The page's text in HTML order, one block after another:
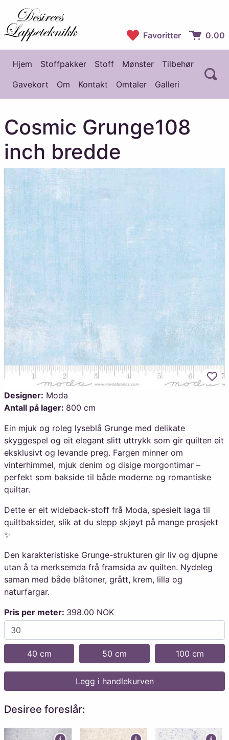
Desirees Lappeteknikk
Favoritter 0.00
Hovedmeny
Hjem Stoffpakker Stoff Mønster
Tilbehør
Gavekort
Om Kontakt Omtaler Galleri
Cosmic Grunge108
inch bredde
Designer: Moda
Antall på lager: 800 cm
Ein mjuk og roleg lyseblå Grunge med delikate
skyggespel og eit elegant slitt uttrykk som gir quilten eit
eksklusivt og levande preg. Fargen minner om
vinterhimmel, mjuk denim og disige morgontimar –
perfekt som bakside til både moderne og romantiske
quiltar.
Dette er eit wideback-stoff frå Moda, spesielt laga til
quiltbaksider, slik at du slepp skjøyt på mange prosjekt
✨
Den karakteristiske Grunge-strukturen gir liv og djupne
utan å ta merksemda frå framsida av quilten. Nydeleg
saman med både blåtoner, grått, krem, lilla og
naturfargar.
Pris per meter: 398.00 NOK
40 cm 50 cm 100 cm
Legg i handlekurven
Desiree foreslår: